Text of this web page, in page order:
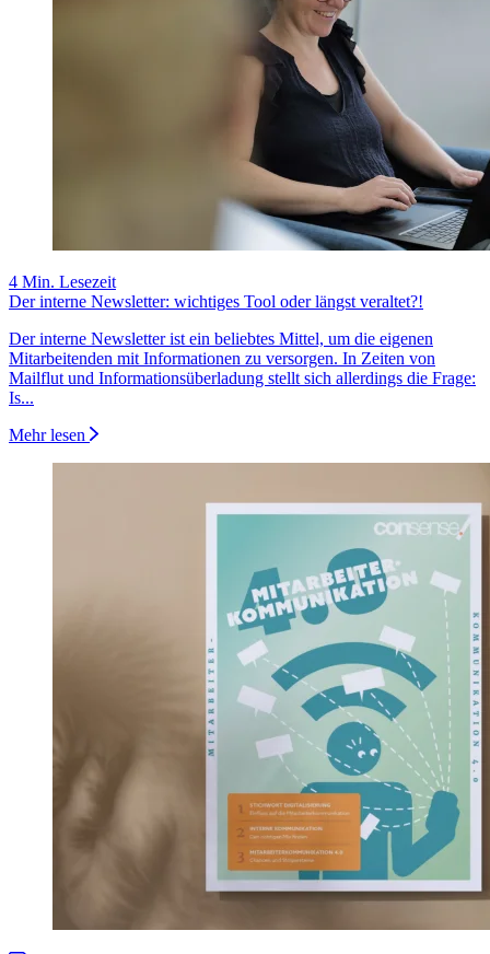
4 Min. Lesezeit
Der interne Newsletter: wichtiges Tool oder längst veraltet?!
Der interne Newsletter ist ein beliebtes Mittel, um die eigenen
Mitarbeitenden mit Informationen zu versorgen. In Zeiten von
Mailflut und Informationsüberladung stellt sich allerdings die Frage:
Is...
Mehr lesen